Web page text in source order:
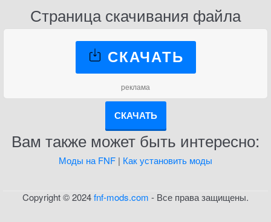
Страница скачивания файла
СКАЧАТЬ
реклама
СКАЧАТЬ
Вам также может быть интересно:
Моды на FNF | Как установить моды
Copyright © 2024fnf-mods.com - Все права защищены.